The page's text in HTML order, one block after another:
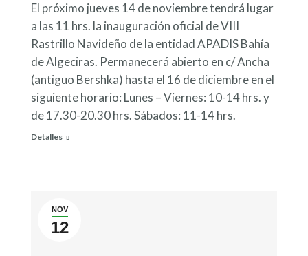
El próximo jueves 14 de noviembre tendrá lugar
a las 11 hrs. la inauguración oficial de VIII
Rastrillo Navideño de la entidad APADIS Bahía
de Algeciras. Permanecerá abierto en c/ Ancha
(antiguo Bershka) hasta el 16 de diciembre en el
siguiente horario: Lunes – Viernes: 10-14 hrs. y
de 17.30-20.30 hrs. Sábados: 11-14 hrs.
Detalles
NOV
12